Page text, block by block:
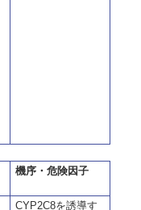
機序・危険因子
CYP2C8を誘導す